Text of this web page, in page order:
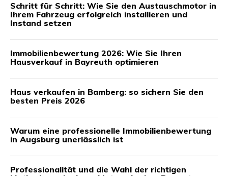
Schritt für Schritt: Wie Sie den Austauschmotor in
Ihrem Fahrzeug erfolgreich installieren und
Instand setzen
Immobilienbewertung 2026: Wie Sie Ihren
Hausverkauf in Bayreuth optimieren
Haus verkaufen in Bamberg: so sichern Sie den
besten Preis 2026
Warum eine professionelle Immobilienbewertung
in Augsburg unerlässlich ist
Professionalität und die Wahl der richtigen